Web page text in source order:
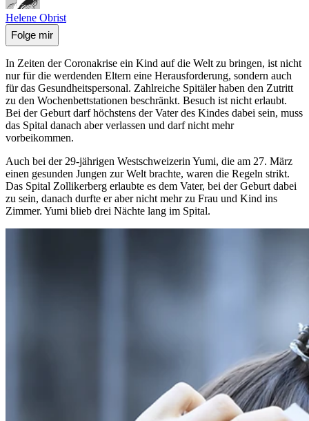
Helene Obrist
Folge mir
In Zeiten der Coronakrise ein Kind auf die Welt zu bringen, ist nicht
nur für die werdenden Eltern eine Herausforderung, sondern auch
für das Gesundheitspersonal. Zahlreiche Spitäler haben den Zutritt
zu den Wochenbettstationen beschränkt. Besuch ist nicht erlaubt.
Bei der Geburt darf höchstens der Vater des Kindes dabei sein, muss
das Spital danach aber verlassen und darf nicht mehr
vorbeikommen.
Auch bei der 29-jährigen Westschweizerin Yumi, die am 27. März
einen gesunden Jungen zur Welt brachte, waren die Regeln strikt.
Das Spital Zollikerberg erlaubte es dem Vater, bei der Geburt dabei
zu sein, danach durfte er aber nicht mehr zu Frau und Kind ins
Zimmer. Yumi blieb drei Nächte lang im Spital.